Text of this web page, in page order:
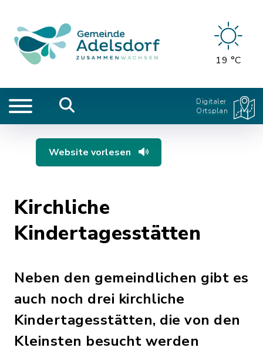
19 °C
Digitaler
Ortsplan
Website vorlesen
Kirchliche
Kindertagesstätten
Neben den gemeindlichen gibt es
auch noch drei kirchliche
Kindertagesstätten, die von den
Kleinsten besucht werden